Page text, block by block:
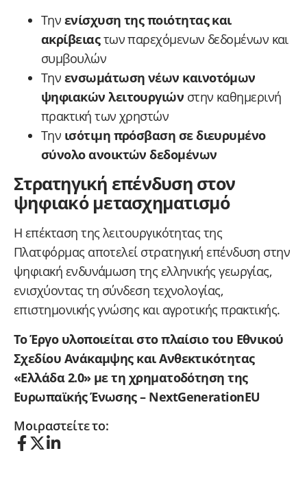
Την ενίσχυση της ποιότητας και
ακρίβειαςτων παρεχόμενων δεδομένων και
συμβουλών
Την ενσωμάτωση νέων καινοτόμων
ψηφιακών λειτουργιών στην καθημερινή
πρακτική των χρηστών
Την ισότιμη πρόσβαση σε διευρυμένο
σύνολο ανοικτών δεδομένων
Στρατηγική επένδυση στον
ψηφιακό μετασχηματισμό
Η επέκταση της λειτουργικότητας της
Πλατφόρμας αποτελεί στρατηγική επένδυση στην
ψηφιακή ενδυνάμωση της ελληνικής γεωργίας,
ενισχύοντας τη σύνδεση τεχνολογίας,
επιστημονικής γνώσης και αγροτικής πρακτικής.
Το Έργο υλοποιείται στο πλαίσιο του Εθνικού
Σχεδίου Ανάκαμψης και Ανθεκτικότητας
«Ελλάδα 2.0» με τη χρηματοδότηση της
Ευρωπαϊκής Ένωσης – NextGenerationEU
Μοιραστείτε το: